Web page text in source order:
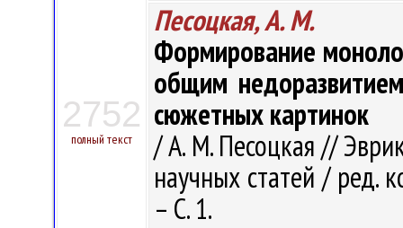
2752
полный текст
Песоцкая, А. М.
Формирование
общим
сюжетных картинок
/ А. М. Песоцкая //
научных статей / ред.
– С. 1.